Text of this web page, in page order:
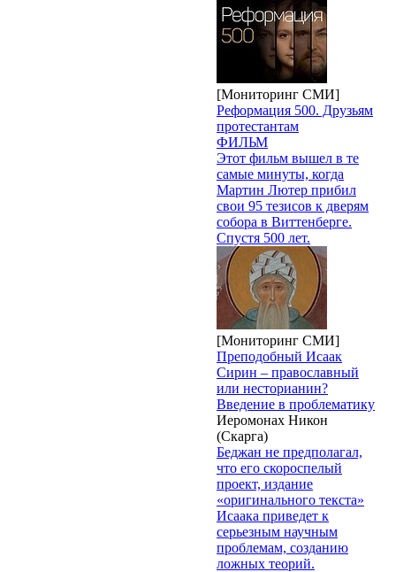
[Мониторинг СМИ]
Реформация 500. Друзьям
протестантам
ФИЛЬМ
Этот фильм вышел в те
самые минуты, когда
Мартин Лютер прибил
свои 95 тезисов к дверям
собора в Виттенберге.
Спустя 500 лет.
[Мониторинг СМИ]
Преподобный Исаак
Сирин – православный
или несторианин?
Введение в проблематику
Иеромонах Никон
(Скарга)
Беджан не предполагал,
что его скороспелый
проект, издание
«оригинального текста»
Исаака приведет к
серьезным научным
проблемам, созданию
ложных теорий.